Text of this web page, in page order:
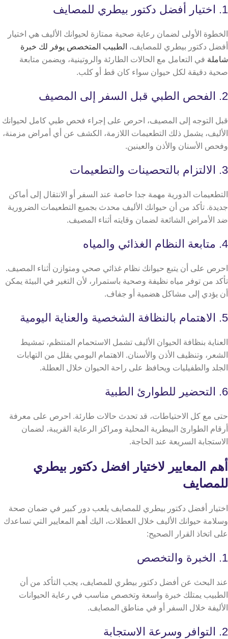
1. اختيار أفضل دكتور بيطري للمصايف
الخطوة الأولى لضمان رعاية صحية ممتازة لحيوانك الأليف هي اختيار
أفضل دكتور بيطري للمصايف، الطبيب المتخصص يوفر لك خبرة
شاملة في التعامل مع الحالات الطارئة والروتينية، ويضمن متابعة
صحية دقيقة لكل حيوان سواء كان قط أو كلب.
2. الفحص الطبي قبل السفر إلى المصيف
قبل التوجه إلى المصيف، احرص على إجراء فحص طبي كامل لحيوانك
الأليف، يشمل ذلك التطعيمات اللازمة، الكشف عن أي أمراض مزمنة،
وفحص الأسنان والأذن والعينين.
3. الالتزام بالتحصينات والتطعيمات
التطعيمات الدورية مهمة جدا خاصة عند السفر أو الانتقال إلى أماكن
جديدة. تأكد من أن حيوانك الأليف محدث بجميع التطعيمات الضرورية
ضد الأمراض الشائعة لضمان وقايته أثناء المصيف.
4. متابعة النظام الغذائي والمياه
احرص على أن يتبع حيوانك نظام غذائي صحي ومتوازن أثناء المصيف.
تأكد من توفر مياه نظيفة وصحية باستمرار، لأن التغير في البيئة يمكن
أن يؤدي إلى مشاكل هضمية أو جفاف.
5. الاهتمام بالنظافة الشخصية والعناية اليومية
العناية بنظافة الحيوان الأليف تشمل الاستحمام المنتظم، تمشيط
الشعر، وتنظيف الأذن والأسنان. الاهتمام اليومي يقلل من التهابات
الجلد والطفيليات ويحافظ على راحة الحيوان خلال العطلة.
6. التحضير للطوارئ الطبية
حتى مع كل الاحتياطات، قد تحدث حالات طارئة. احرص على معرفة
أرقام الطوارئ البيطرية المحلية ومراكز الرعاية القريبة، لضمان
الاستجابة السريعة عند الحاجة.
أهم المعايير لاختيار افضل دكتور بيطري
للمصايف
اختيار أفضل دكتور بيطري للمصايف يلعب دور كبير في ضمان صحة
وسلامة حيوانك الأليف خلال العطلات، اليك أهم المعايير التي تساعدك
على اتخاذ القرار الصحيح:
1. الخبرة والتخصص
عند البحث عن أفضل دكتور بيطري للمصايف، يجب التأكد من أن
الطبيب يمتلك خبرة واسعة وتخصص مناسب في رعاية الحيوانات
الأليفة خلال السفر أو في مناطق المصايف.
2. التوافر وسرعة الاستجابة